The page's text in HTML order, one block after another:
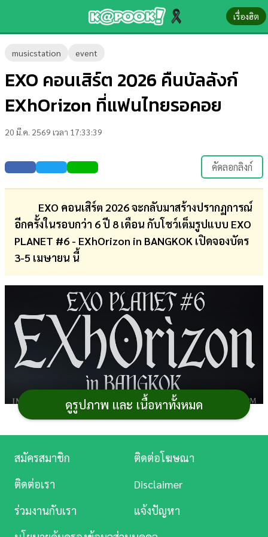
เรื่องฮิต
musicstation event
EXO คอนเสิร์ต 2026 คืนบัลลังก์
EXhOrizon ที่แฟนไทยรอคอย
20 มี.ค. 2569 เวลา 17:33:39
คัดลอกลิงก์
EXO คอนเสิร์ต 2026 จะกลับมาสร้างปรากฏการณ์
อีกครั้งในรอบกว่า 6 ปี 8 เดือน กับโชว์เต็มรูปแบบ EXO
PLANET #6 - EXhOrizon in BANGKOK เปิดจองบัตร
3-5 เมษายน นี้
ดูรูปภาพ และ เนื้อหาทั้งหมด
ข่าว-
ความ
รู้
บันเทิง
ตรวจ
ผล
บอล
สด
การ
การ
ศึกษา
ดู
Music
สมัครสมาชิก
ติดต่อโฆษณา
ติดต่อเรา
Disclaimer
ร่วมงานกับเรา
แจ้งปัญหา